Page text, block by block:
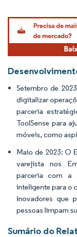
Imagem © Mordor
Setembro de
digitalizar
parceria
ToolSense para
móveis, como
Maio de 2023: O
varejista nos
parceria com a
inteligente para o
inovadores que
pessoas limpam
Sumário do